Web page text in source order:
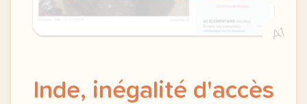
A1
Inde, inégalité d'accès